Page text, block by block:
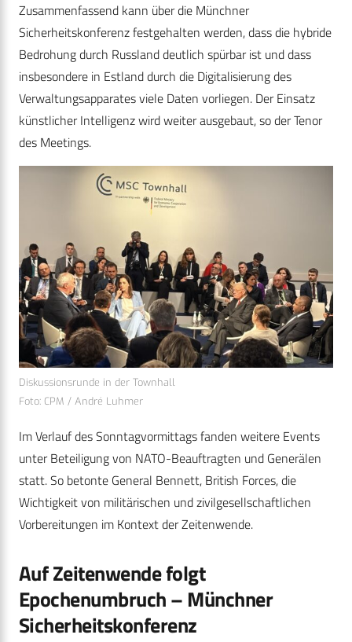
Zusammenfassend kann über die Münchner
Sicherheitskonferenz festgehalten werden, dass die hybride
Bedrohung durch Russland deutlich spürbar ist und dass
insbesondere in Estland durch die Digitalisierung des
Verwaltungsapparates viele Daten vorliegen. Der Einsatz
künstlicher Intelligenz wird weiter ausgebaut, so der Tenor
des Meetings.
Diskussionsrunde in der Townhall
Foto: CPM / André Luhmer
Im Verlauf des Sonntagvormittags fanden weitere Events
unter Beteiligung von NATO-Beauftragten und Generälen
statt. So betonte General Bennett, British Forces, die
Wichtigkeit von militärischen und zivilgesellschaftlichen
Vorbereitungen im Kontext der Zeitenwende.
Auf Zeitenwende folgt
Epochenumbruch – Münchner
Sicherheitskonferenz